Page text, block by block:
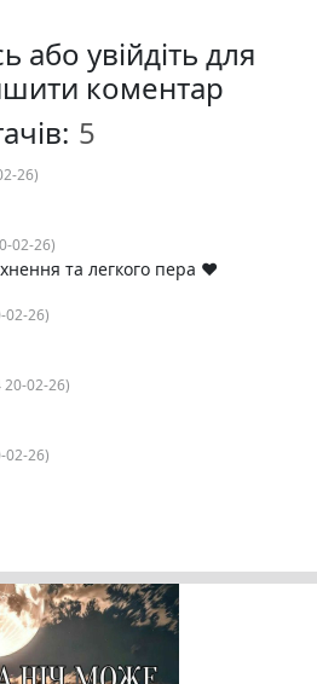
або увійдіть для
коментар
26)
02-26)
та легкого пера ❤️
02-26)
20-02-26)
02-26)